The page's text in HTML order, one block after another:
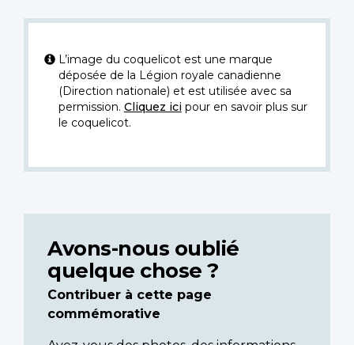
L’image du coquelicot est une marque
déposée de la Légion royale canadienne
(Direction nationale) et est utilisée avec sa
permission. Cliquez icipour en savoir plus sur
le coquelicot.
Avons-nous oublié
quelque chose ?
Contribuer à cette page
commémorative